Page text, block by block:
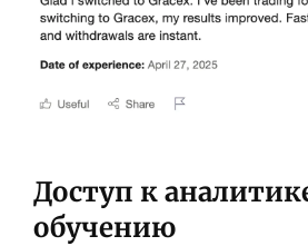
Доступ к
обучению